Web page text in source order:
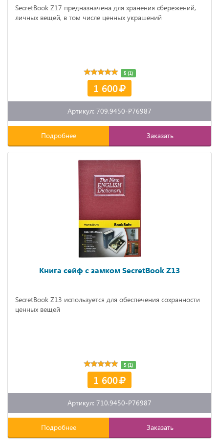
SecretBook Z17 предназначена для хранения сбережений,
личных вещей, в том числе ценных украшений
5 (1)
1 600
Артикул: 709.9450-P76987
Подробнее Заказать
Книга сейф с замком SecretBook Z13
SecretBook Z13 используется для обеспечения сохранности
ценных вещей
5 (1)
1 600
Артикул: 710.9450-P76987
Подробнее Заказать